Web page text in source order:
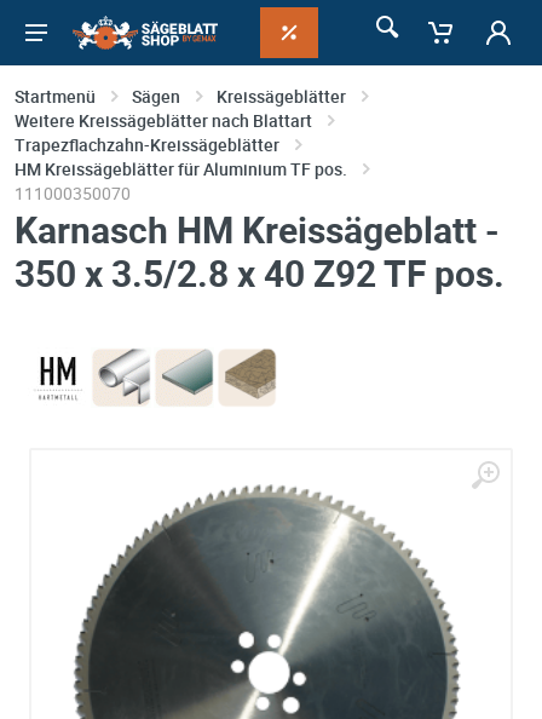
Startmenü Sägen
Kreissägeblätter
Weitere Kreissägeblätter nach Blattart
Trapezflachzahn-Kreissägeblätter
HM Kreissägeblätter für Aluminium TF pos.
111000350070
Karnasch HM Kreissägeblatt -
350 x 3.5/2.8 x 40 Z92 TF pos.